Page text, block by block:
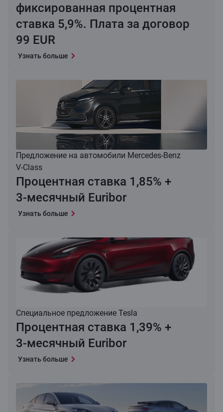
фиксированная процентная
ставка 5,9%. Плата за договор
99 EUR
Узнать больше
Предложение на автомобили Mercedes‑Benz
V‑Class
Процентная ставка 1,85% +
3‑месячный Euribor
Узнать больше
Специальное предложение Tesla
Процентная ставка 1,39% +
3‑месячный Euribor
Узнать больше